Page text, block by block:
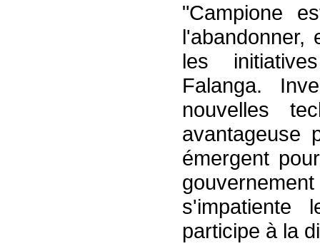
"Campione
les
Falanga.
nouvelles
avantageuse
émergent
s'impatiente
participe à la